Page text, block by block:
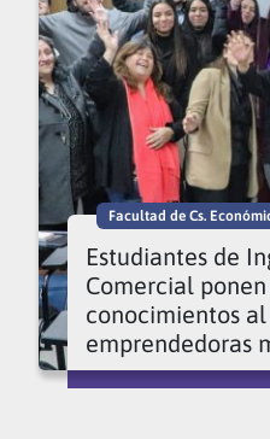
Facultad de Cs.
Estudiantes de
Comercial ponen
conocimientos
emprendedoras